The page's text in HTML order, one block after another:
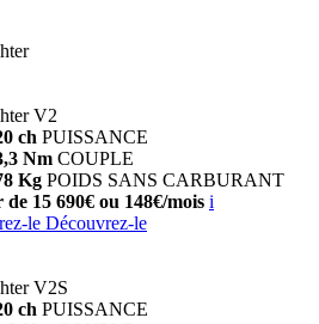
V2
ch PUISSANCE
Nm COUPLE
Kg POIDS SANS CARBURANT
15 690€ ou 148€/mois i
le Découvrez-le
V2S
ch PUISSANCE